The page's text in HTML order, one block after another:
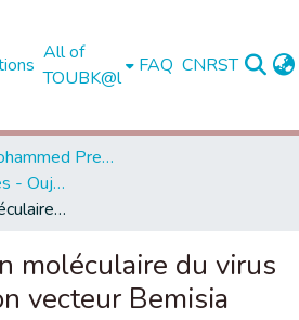
All of
TOUBK@l
FAQ CNRST
Université Mohammed Premier - Oujda
Faculté des Sciences - Oujda
Caractérisation moléculaire du virus TYLC et de son vecteur Bemisia tabaci au Maroc
moléculaire du virus
vecteur Bemisia